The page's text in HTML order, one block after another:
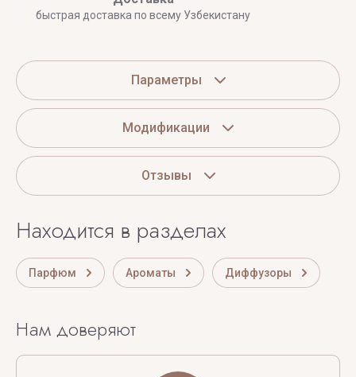
быстрая доставка по всему Узбекистану
Параметры
Модификации
Отзывы
Находится в разделах
Парфюм Ароматы Диффузоры
Нам доверяют